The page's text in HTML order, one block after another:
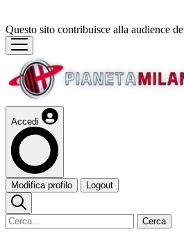
Questo sito contribuisce alla audience de
Accedi
Modifica profilo Logout
Cerca